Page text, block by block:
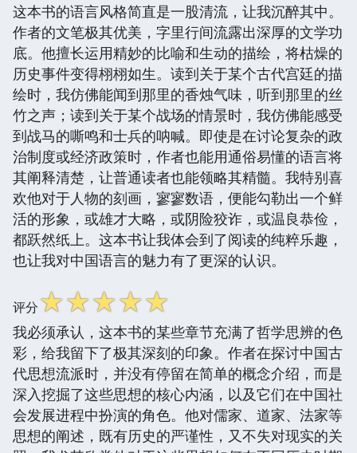
这本书的语言风格简直是一股清流，让我沉醉其中。
作者的文笔极其优美，字里行间流露出深厚的文学功
底。他擅长运用精妙的比喻和生动的描绘，将枯燥的
历史事件变得栩栩如生。读到关于某个古代宫廷的描
绘时，我仿佛能闻到那里的香烛气味，听到那里的丝
竹之声；读到关于某个战场的情景时，我仿佛能感受
到战马的嘶鸣和士兵的呐喊。即使是在讨论复杂的政
治制度或经济政策时，作者也能用通俗易懂的语言将
其阐释清楚，让普通读者也能领略其精髓。我特别喜
欢他对于人物的刻画，寥寥数语，便能勾勒出一个鲜
活的形象，或雄才大略，或阴险狡诈，或温良恭俭，
都跃然纸上。这本书让我体会到了阅读的纯粹乐趣，
也让我对中国语言的魅力有了更深的认识。
评分☆☆☆☆☆
我必须承认，这本书的某些章节充满了哲学思辨的色
彩，给我留下了极其深刻的印象。作者在探讨中国古
代思想流派时，并没有停留在简单的概念介绍，而是
深入挖掘了这些思想的核心内涵，以及它们在中国社
会发展进程中扮演的角色。他对儒家、道家、法家等
思想的阐述，既有历史的严谨性，又不失对现实的关